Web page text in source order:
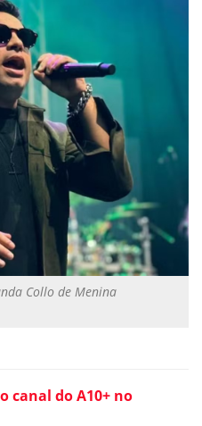
Collo de Menina
canal do A10+ no